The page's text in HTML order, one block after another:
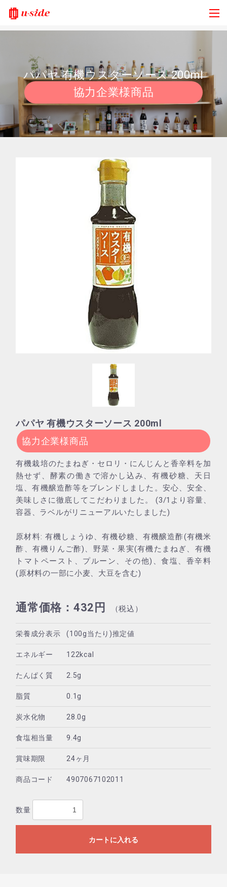
パパヤ 有機ウスターソース 200ml
協力企業様商品
パパヤ 有機ウスターソース 200ml
協力企業様商品
有機栽培のたまねぎ・セロリ・にんじんと香辛料を加
熱せず、酵素の働きで溶かし込み、有機砂糖、天日
塩、有機醸造酢等をブレンドしました。安心、安全、
美味しさに徹底してこだわりました。 (3/1より容量、
容器、ラベルがリニューアルいたしました)
原材料: 有機しょうゆ、有機砂糖、有機醸造酢(有機米
酢、有機りんご酢)、野菜・果実(有機たまねぎ、有機
トマトペースト、プルーン、その他)、食塩、香辛料
(原材料の一部に小麦、大豆を含む)
通常価格：432円 （税込）
栄養成分表示 (100g当たり)推定値
エネルギー 122kcal
たんぱく質 2.5g
脂質 0.1g
炭水化物 28.0g
食塩相当量 9.4g
賞味期限 24ヶ月
商品コード 4907067102011
数量
カートに入れる